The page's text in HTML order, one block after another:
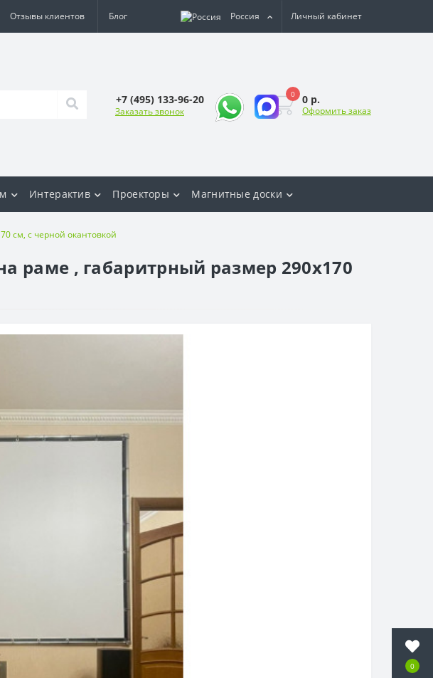
0
Отзывы клиентов Блог Россия Личный кабинет
+7 (495) 133-96-20
Заказать звонок
0 0 р.
Оформить заказ
Интерактив Проекторы Магнитные доски
см, с черной окантовкой
раме , габаритрный размер 290х170